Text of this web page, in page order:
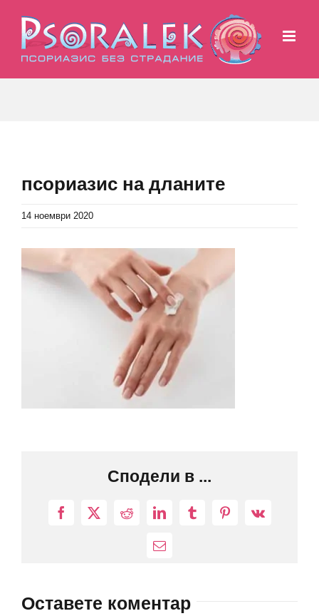
content
псориазис на дланите
14 ноември 2020
Сподели в ...
Facebook
X RedditLinkedInTumblrPinterest
Vk
Електронна
Оставете коментар